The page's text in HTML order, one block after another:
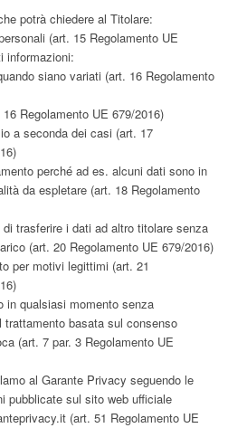
potrà chiedere al Titolare:
(art. 15 Regolamento UE
informazioni:
siano variati (art. 16 Regolamento
Regolamento UE 679/2016)
a seconda dei casi (art. 17
perché ad es. alcuni dati sono in
da espletare (art. 18 Regolamento
trasferire i dati ad altro titolare senza
(art. 20 Regolamento UE 679/2016)
per motivi legittimi (art. 21
in qualsiasi momento senza
trattamento basata sul consenso
(art. 7 par. 3 Regolamento UE
al Garante Privacy seguendo le
pubblicate sul sito web ufficiale
(art. 51 Regolamento UE